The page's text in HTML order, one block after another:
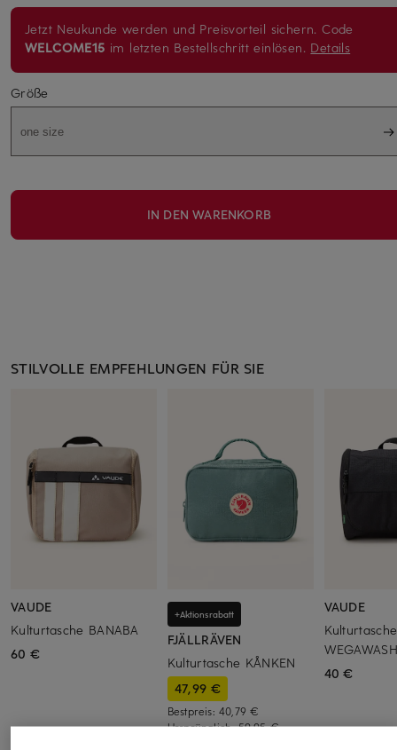
Jetzt Neukunde werden und Preisvorteil sichern. Code
WELCOME15 im letzten Bestellschritt einlösen. Details
Größe
one size
IN DEN WARENKORB
STILVOLLE EMPFEHLUNGEN FÜR SIE
VAUDE
Kulturtasche BANABA
60 €
+Aktionsrabatt
FJÄLLRÄVEN
Kulturtasche KÅNKEN
47,99 €
Bestpreis: 40,79 €
Ursprünglich:59,95 €
VAUDE
Kulturtasche
WEGAWASH
40 €